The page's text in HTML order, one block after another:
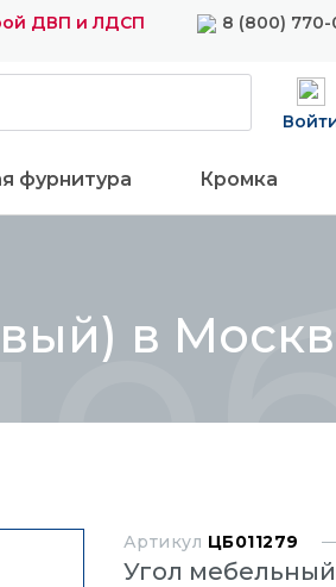
ДВП и ЛДСП 8 (800)
фурнитура Кромка
в
Артикул ЦБ011279
Угол мебельный